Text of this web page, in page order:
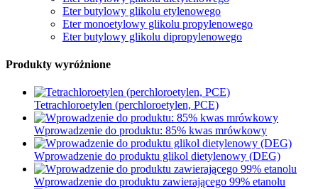
Eter butylowy glikolu etylenowego
Eter monoetylowy glikolu propylenowego
Eter butylowy glikolu dipropylenowego
Produkty wyróżnione
Tetrachloroetylen (perchloroetylen, PCE)
Wprowadzenie do produktu: 85% kwas mrówkowy
Wprowadzenie do produktu glikol dietylenowy (DEG)
Wprowadzenie do produktu zawierającego 99% etanolu